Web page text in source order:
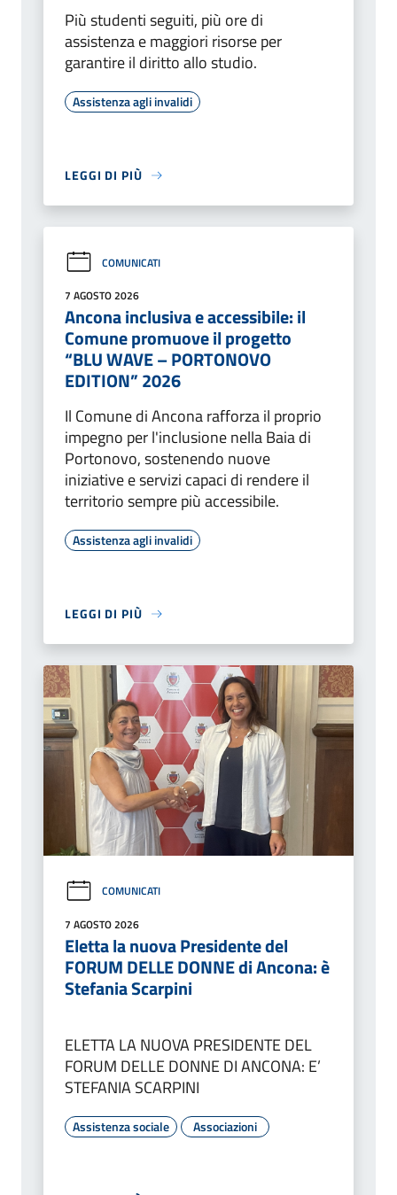
Più studenti seguiti, più ore di
assistenza e maggiori risorse per
garantire il diritto allo studio.
Assistenza agli invalidi
LEGGI DI PIÙ
COMUNICATI
7 AGOSTO 2026
Ancona inclusiva e accessibile: il
Comune promuove il progetto
“BLU WAVE – PORTONOVO
EDITION” 2026
Il Comune di Ancona rafforza il proprio
impegno per l'inclusione nella Baia di
Portonovo, sostenendo nuove
iniziative e servizi capaci di rendere il
territorio sempre più accessibile.
Assistenza agli invalidi
LEGGI DI PIÙ
COMUNICATI
7 AGOSTO 2026
Eletta la nuova Presidente del
FORUM DELLE DONNE di Ancona: è
Stefania Scarpini
ELETTA LA NUOVA PRESIDENTE DEL
FORUM DELLE DONNE DI ANCONA: E’
STEFANIA SCARPINI
Assistenza sociale Associazioni